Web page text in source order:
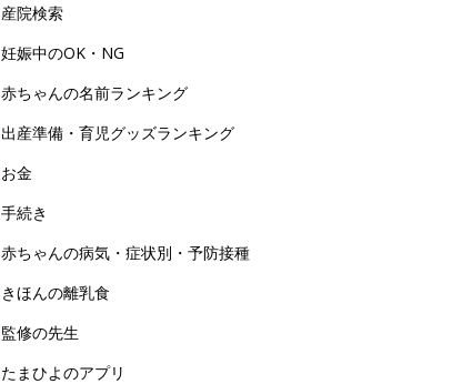
産院検索
妊娠中のOK・NG
赤ちゃんの名前ランキング
出産準備・育児グッズランキング
お金
手続き
赤ちゃんの病気・症状別・予防接種
きほんの離乳食
監修の先生
たまひよのアプリ